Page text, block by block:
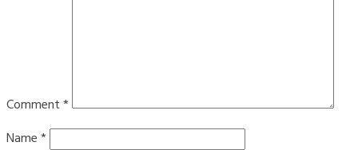
Comment*
Name*